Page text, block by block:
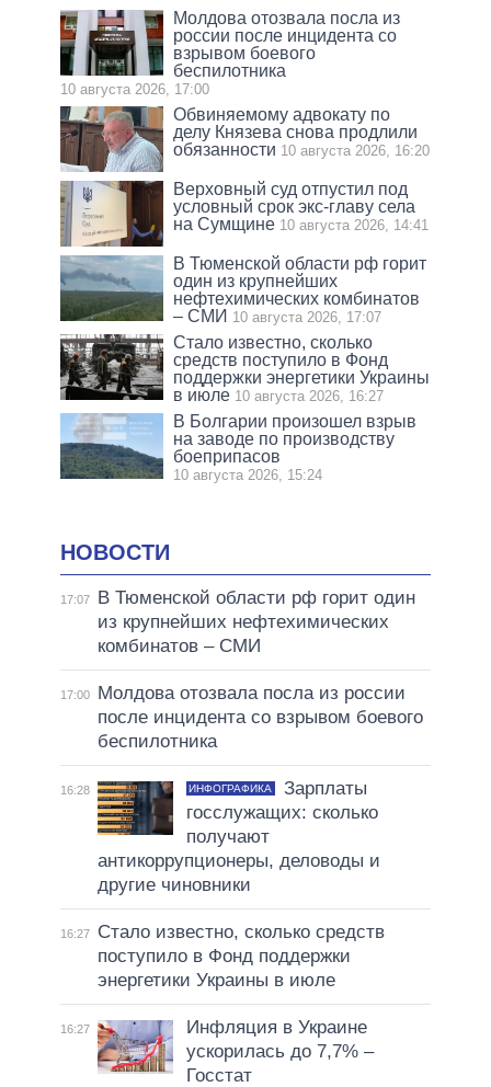
Молдова отозвала посла из
россии после инцидента со
взрывом боевого
беспилотника
10 августа 2026, 17:00
Обвиняемому адвокату по
делу Князева снова продлили
обязанности 10 августа 2026, 16:20
Верховный суд отпустил под
условный срок экс-главу села
на Сумщине 10 августа 2026, 14:41
В Тюменской области рф горит
один из крупнейших
нефтехимических комбинатов
– СМИ 10 августа 2026, 17:07
Стало известно, сколько
средств поступило в Фонд
поддержки энергетики Украины
в июле 10 августа 2026, 16:27
В Болгарии произошел взрыв
на заводе по производству
боеприпасов
10 августа 2026, 15:24
НОВОСТИ
17:07
В Тюменской области рф горит один
из крупнейших нефтехимических
комбинатов – СМИ
17:00
Молдова отозвала посла из россии
после инцидента со взрывом боевого
беспилотника
16:28 ИНФОГРАФИКА
Зарплаты
госслужащих: сколько
получают
антикоррупционеры, деловоды и
другие чиновники
16:27
Стало известно, сколько средств
поступило в Фонд поддержки
энергетики Украины в июле
16:27
Инфляция в Украине
ускорилась до 7,7% –
Госстат